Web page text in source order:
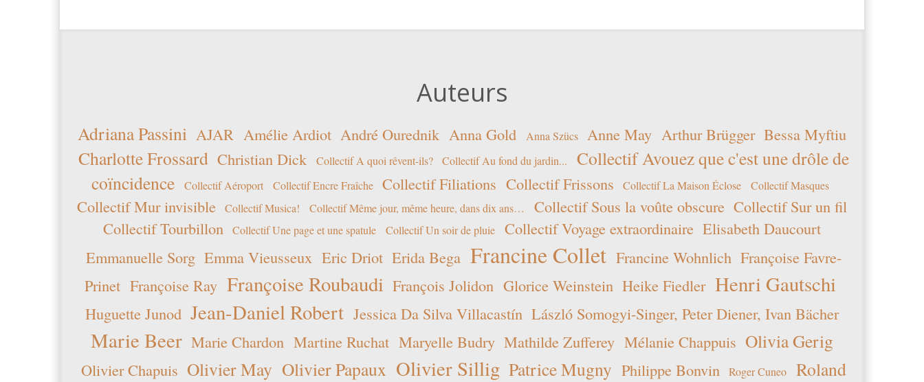
Auteurs
Adriana Passini AJAR Amélie Ardiot André Ourednik Anna Gold Anna Szücs Anne May Arthur Brügger Bessa Myftiu
Charlotte Frossard Christian Dick Collectif A quoi rêvent-ils? Collectif Au fond du jardin...
Collectif Avouez que c'est une drôle de
coïncidence
Collectif Aéroport Collectif Encre Fraîche Collectif Filiations Collectif Frissons Collectif La Maison Éclose Collectif Masques
Collectif Mur invisible Collectif Musica! Collectif Même jour, même heure, dans dix ans… Collectif Sous la voûte obscure Collectif Sur un fil
Collectif Tourbillon
Collectif Une page et une spatule Collectif Un soir de pluie Collectif Voyage extraordinaire Elisabeth Daucourt
Emmanuelle Sorg Emma Vieusseux Eric Driot Erida Bega Francine Collet Francine Wohnlich Françoise Favre-
Prinet Françoise Ray Françoise Roubaudi François Jolidon Glorice Weinstein Heike Fiedler Henri Gautschi
Huguette Junod Jean-Daniel Robert Jessica Da Silva Villacastín László Somogyi-Singer, Peter Diener, Ivan Bächer
Marie Beer Marie Chardon Martine Ruchat Maryelle Budry Mathilde Zufferey Mélanie Chappuis Olivia Gerig
Olivier Chapuis Olivier May Olivier Papaux Olivier Sillig Patrice Mugny Philippe Bonvin Roger Cuneo
Roland